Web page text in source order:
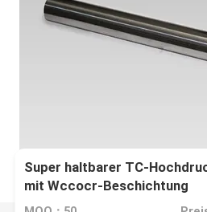
Super haltbarer TC-
mit Wccocr-Beschichtung